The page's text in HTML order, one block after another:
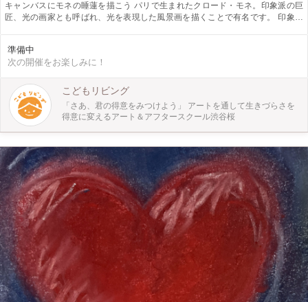
キャンバスにモネの睡蓮を描こう パリで生まれたクロード・モネ。印象派の巨
匠、光の画家とも呼ばれ、光を表現した風景画を描くことで有名です。 印象派
モネの睡蓮風の作品を作りましょう。 モネの作品にぴったりの色をこちらでご
用意いたします。 アクリル絵具を使用しますので、ナイフで盛って厚みのある
てみましょう。
準備中
次の開催をお楽しみに！
こどもリビング
「さあ、君の得意をみつけよう」 アートを通して生きづらさを
得意に変えるアート＆アフタースクール渋谷桜